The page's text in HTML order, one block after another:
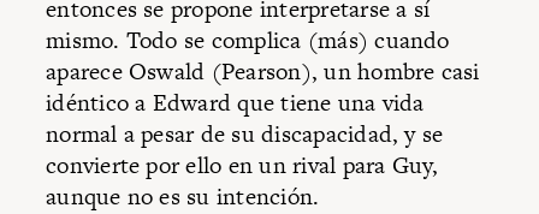
entonces se propone interpretarse a sí
mismo. Todo se complica (más) cuando
aparece Oswald (Pearson), un hombre casi
idéntico a Edward que tiene una vida
normal a pesar de su discapacidad, y se
convierte por ello en un rival para Guy,
aunque no es su intención.